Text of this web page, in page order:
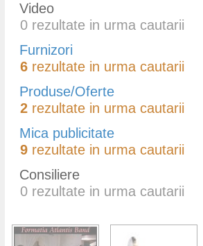
Video
0 rezultate in urma cautarii
Furnizori
6 rezultate in urma cautarii
Produse/Oferte
2 rezultate in urma cautarii
Mica publicitate
9 rezultate in urma cautarii
Consiliere
0 rezultate in urma cautarii